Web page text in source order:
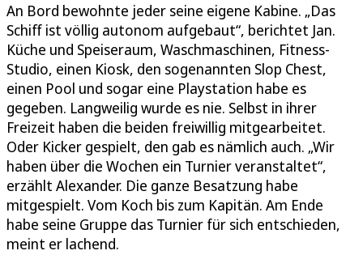
An Bord bewohnte jeder seine eigene Kabine. „Das
Schiff ist völlig autonom aufgebaut“, berichtet Jan.
Küche und Speiseraum, Waschmaschinen, Fitness-
Studio, einen Kiosk, den sogenannten Slop Chest,
einen Pool und sogar eine Playstation habe es
gegeben. Langweilig wurde es nie. Selbst in ihrer
Freizeit haben die beiden freiwillig mitgearbeitet.
Oder Kicker gespielt, den gab es nämlich auch. „Wir
haben über die Wochen ein Turnier veranstaltet“,
erzählt Alexander. Die ganze Besatzung habe
mitgespielt. Vom Koch bis zum Kapitän. Am Ende
habe seine Gruppe das Turnier für sich entschieden,
meint er lachend.